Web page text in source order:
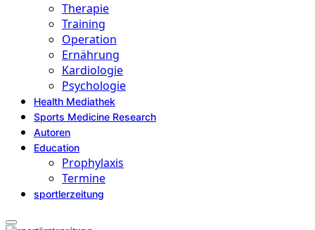
Therapie
Training
Operation
Ernährung
Kardiologie
Psychologie
Health Mediathek
Sports Medicine Research
Autoren
Education
Prophylaxis
Termine
sportlerzeitung